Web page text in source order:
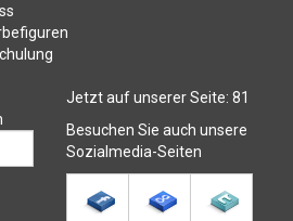
Jetzt auf unserer Seite: 81
Besuchen Sie auch unsere
Sozialmedia-Seiten